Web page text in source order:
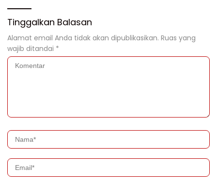
Tinggalkan Balasan
Alamat email Anda tidak akan dipublikasikan. Ruas yang
wajib ditandai *